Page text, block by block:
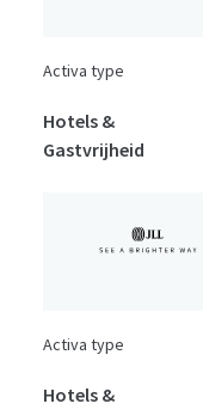
Activa type
Hotels &
Gastvrijheid
Activa type
Hotels &